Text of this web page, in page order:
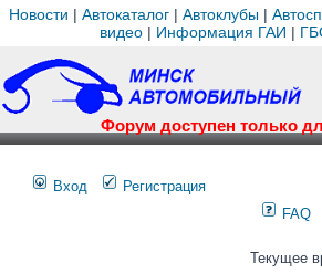
Новости | Автокаталог | Автоклубы |
видео| Информация ГАИ |
Форум доступен только
Вход
Регистрация
FAQ
Текущее